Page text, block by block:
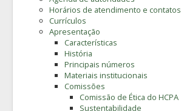
Horários de atendimento e contatos
Currículos
Apresentação
Características
História
Principais números
Materiais institucionais
Comissões
Comissão de Ética do HCPA
Sustentabilidade